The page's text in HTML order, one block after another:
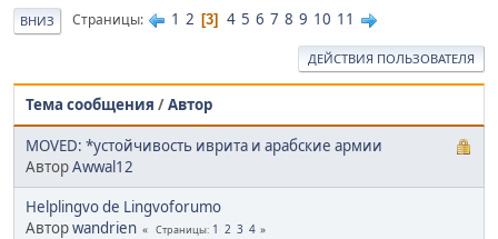
ВНИЗ Страницы 1 2 3 4 5 6 7 8 9 10 11
ДЕЙСТВИЯ ПОЛЬЗОВАТЕЛЯ
Тема сообщения /Автор
MOVED: *устойчивость иврита и арабские армии
АвторAwwal12
Helplingvo de Lingvoforumo
Авторwandrien Страницы 1 2 3 4